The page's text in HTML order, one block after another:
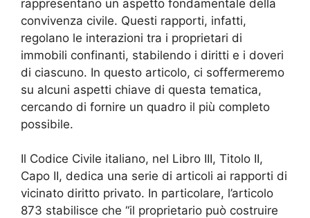
rappresentano un aspetto fondamentale della
convivenza civile. Questi rapporti, infatti,
regolano le interazioni tra i proprietari di
immobili confinanti, stabilendo i diritti e i doveri
di ciascuno. In questo articolo, ci soffermeremo
su alcuni aspetti chiave di questa tematica,
cercando di fornire un quadro il più completo
possibile.
Il Codice Civile italiano, nel Libro III, Titolo II,
Capo II, dedica una serie di articoli ai rapporti di
vicinato diritto privato. In particolare, l’articolo
873 stabilisce che “il proprietario può costruire